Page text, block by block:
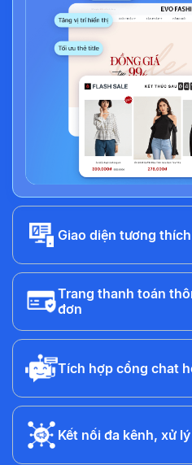
Giao diện tương
Trang thanh toán
đơn
Tích hợp cổng chat
Kết nối đa kênh, xử